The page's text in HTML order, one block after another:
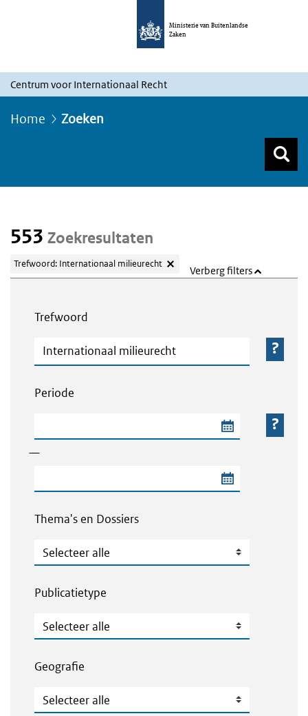
Ministerie van Buitenlandse
Zaken
Centrum voor Internationaal Recht
Home Zoeken
553 Zoekresultaten
Trefwoord: Internationaal milieurecht
Verberg filters
Trefwoord
Trefwoord
Periode
—
Thema's en Dossiers
Thema's en Dossiers
Publicatietype
Publicatietype
Geografie
Geografie